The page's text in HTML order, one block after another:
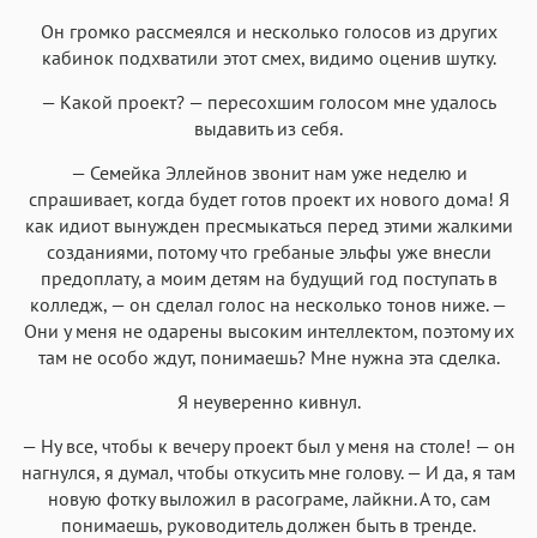
Он громко рассмеялся и несколько голосов из других
кабинок подхватили этот смех, видимо оценив шутку.
— Какой проект? — пересохшим голосом мне удалось
выдавить из себя.
— Семейка Эллейнов звонит нам уже неделю и
спрашивает, когда будет готов проект их нового дома! Я
как идиот вынужден пресмыкаться перед этими жалкими
созданиями, потому что гребаные эльфы уже внесли
предоплату, а моим детям на будущий год поступать в
колледж, — он сделал голос на несколько тонов ниже. —
Они у меня не одарены высоким интеллектом, поэтому их
там не особо ждут, понимаешь? Мне нужна эта сделка.
Я неуверенно кивнул.
— Ну все, чтобы к вечеру проект был у меня на столе! — он
нагнулся, я думал, чтобы откусить мне голову. — И да, я там
новую фотку выложил в расограме, лайкни. А то, сам
понимаешь, руководитель должен быть в тренде.